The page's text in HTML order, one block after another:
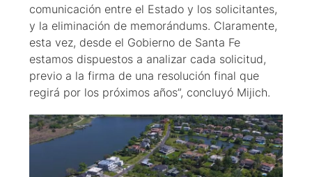
comunicación entre el Estado y los solicitantes,
y la eliminación de memorándums. Claramente,
esta vez, desde el Gobierno de Santa Fe
estamos dispuestos a analizar cada solicitud,
previo a la firma de una resolución final que
regirá por los próximos años”, concluyó Mijich.